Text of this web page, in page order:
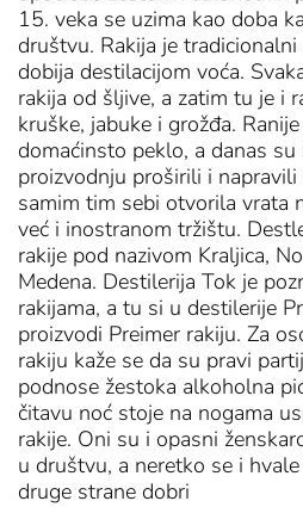
15. veka se uzima kao doba
društvu. Rakija je
dobija destilacijom voća.
rakija od šljive, a zatim tu je i
kruške, jabuke i grožđa.
domaćinsto peklo, a danas su
proizvodnju proširili i napravili
samim tim sebi otvorila vrata
već i inostranom tržištu.
rakije pod nazivom Kraljica,
Medena. Destilerija Tok je
rakijama, a tu si u destilerije
proizvodi Preimer rakiju. Za
rakiju kaže se da su pravi
podnose žestoka alkoholna
čitavu noć stoje na nogama
rakije. Oni su i opasni
u društvu, a neretko se i
druge strane dobri